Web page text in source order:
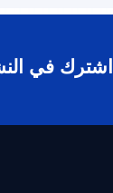
اشترك في